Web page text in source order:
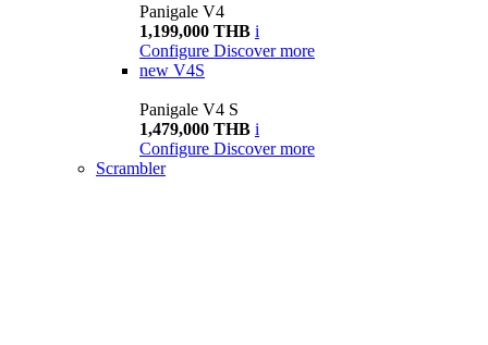
Panigale V4
1,199,000 THB i
Configure Discover more
new V4S
Panigale V4 S
1,479,000 THB i
Configure Discover more
Scrambler